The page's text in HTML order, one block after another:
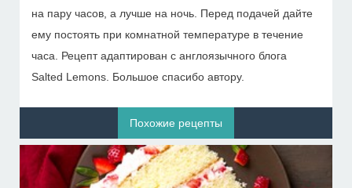
на пару часов, а лучше на ночь. Перед подачей дайте
ему постоять при комнатной температуре в течение
часа. Рецепт адаптирован с англоязычного блога
Salted Lemons. Большое спасибо автору.
Похожие рецепты